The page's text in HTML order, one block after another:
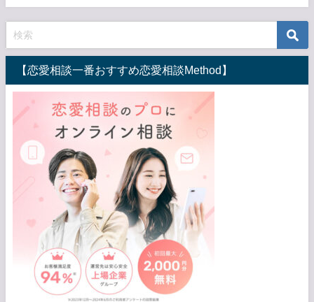
【恋愛相談一番おすすめ恋愛相談Method】